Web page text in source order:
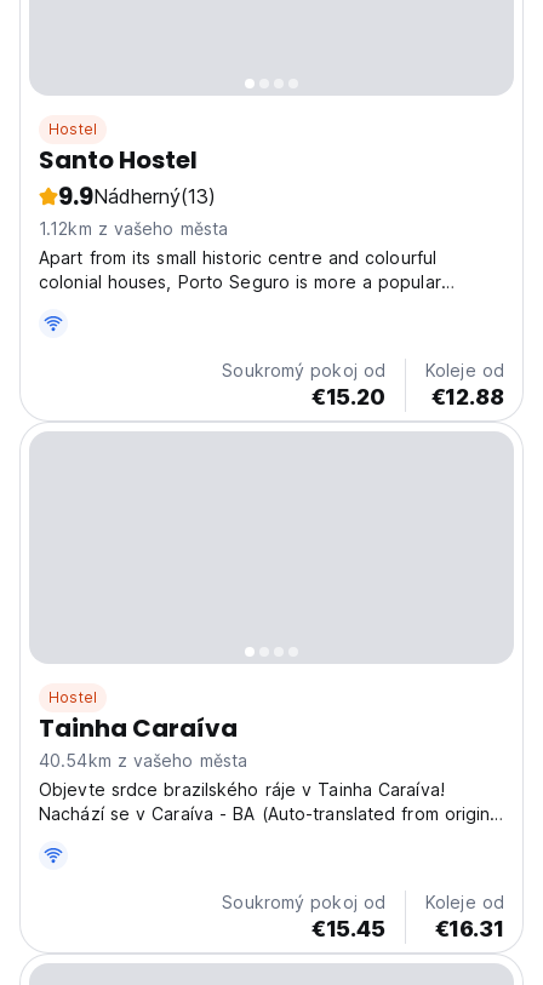
Hostel
Santo Hostel
9.9Nádherný(13)
1.12km z vašeho města
Apart from its small historic centre and colourful
colonial houses, Porto Seguro is more a popular
package tourists, here for beach action and nightlife.
Santo Hostel offers shared dorms, a fully equipped...
Soukromý pokoj od
€15.20
Koleje od
€12.88
Hostel
Tainha Caraíva
40.54km z vašeho města
Objevte srdce brazilského ráje v Tainha Caraíva!
Nachází se v Caraíva - BA (Auto-translated from original
Soukromý pokoj od
€15.45
Koleje od
€16.31